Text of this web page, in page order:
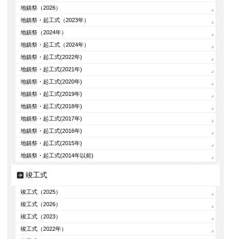
地鎮祭（2026）
地鎮祭・起工式（2023年）
地鎮祭（2024年）
地鎮祭・起工式（2024年）
地鎮祭・起工式(2022年)
地鎮祭・起工式(2021年)
地鎮祭・起工式(2020年)
地鎮祭・起工式(2019年)
地鎮祭・起工式(2018年)
地鎮祭・起工式(2017年)
地鎮祭・起工式(2016年)
地鎮祭・起工式(2015年)
地鎮祭・起工式(2014年以前)
竣工式
竣工式（2025）
竣工式（2026）
竣工式（2023）
竣工式（2022年）